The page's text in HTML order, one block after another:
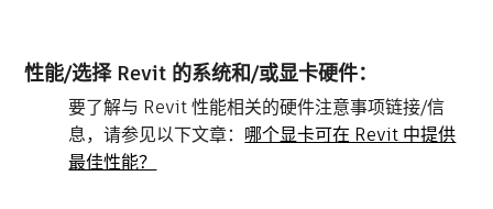
性能/选择 Revit 的系统和/或显卡硬件：
要了解与 Revit 性能相关的硬件注意事项链接/信
息，请参见以下文章： 哪个显卡可在 Revit 中提供
最佳性能？